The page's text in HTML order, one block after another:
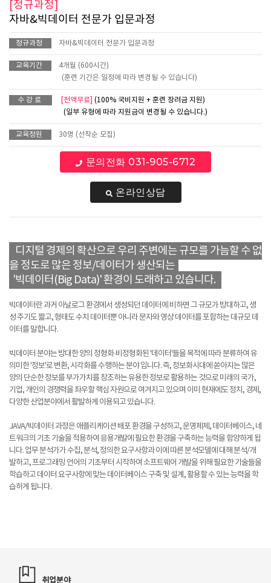
[정규과정]
자바&빅데이터 전문가 입문과정
정규과정 자바&빅데이터 전문가 입문과정
교육기간
4개월 (600시간)
(훈련 기간은 일정에 따라 변경될 수 있습니다)
수 강 료 [전액무료] (100% 국비지원 + 훈련 장려금 지원)
(일부 유형에 따라 지원금이 변경될 수 있습니다.)
교육정원 30명 (선착순 모집)
문의전화 031-905-6712
온라인상담
디지털 경제의 확산으로 우리 주변에는 규모를 가늠할 수 없
을 정도로 많은 정보/데이터가 생산되는
'빅데이터(Big Data)' 환경이 도래하고 있습니다.
빅데이터란 과거 아날로그 환경에서 생성되던 데이터에 비하면 그 규모가 방대하고, 생
성 주기도 짧고, 형태도 수치 데이터뿐 아니라 문자와 영상 데이터를 포함하는 대규모 데
이터를 말합니다.
빅데이터 분야는 방대한 양의 정형화·비정형화된 '데이터'들을 목적에 따라 분류하여 유
의미한 '정보'로 변환, 시각화를 수행하는 분야 입니다. 즉, 정보화시대에 쏟아지는 많은
양의 단순한 정보를 부가가치를 창조하는 유용한 정보로 활용하는 것으로 미래의 국가,
기업, 개인의 경쟁력을 좌우할 핵심 자원으로 여겨지고 있으며 이미 현재에도 정치, 경제,
다양한 산업분야에서 활발하게 이용되고 있습니다.
JAVA/빅데이터 과정은 애플리케이션 배포 환경을 구성하고, 운영체제, 데이터베이스, 네
트워크의 기초 기술을 적용하여 응용개발에 필요한 환경을 구축하는 능력을 함양하게 됩
니다. 업무 분석가가 수집, 분석, 정의한 요구사항과 이에 따른 분석모델에 대해 분석/개
발하고, 프로그래밍 언어의 기초부터 시작하여 소프트웨어 개발을 위해 필요한 기술들을
학습하고 데이터 요구사항에 맞는 데이터베이스 구축 및 설계, 활용할 수 있는 능력을 학
습하게 됩니다.
취업분야